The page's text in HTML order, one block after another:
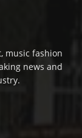
music fashion
news and